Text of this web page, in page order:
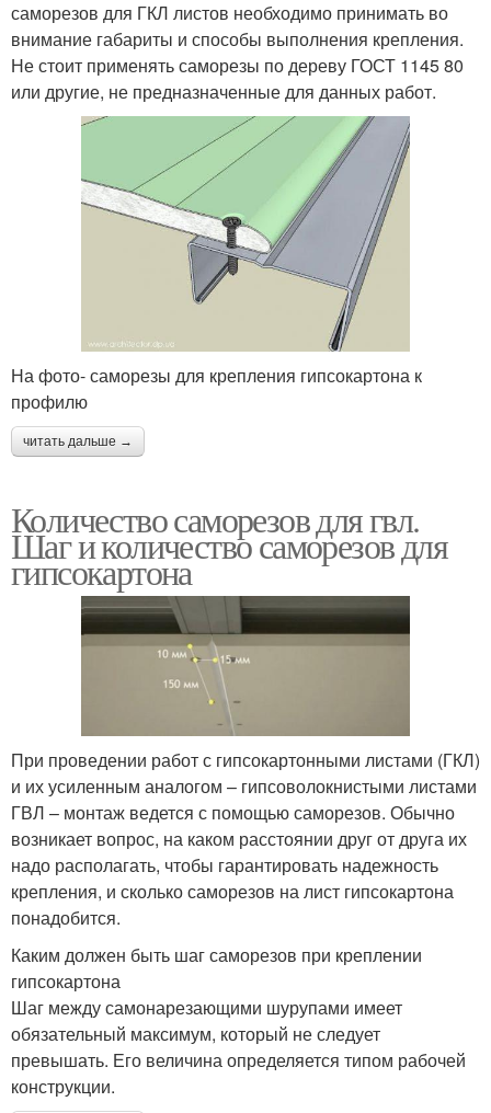
саморезов для ГКЛ листов необходимо принимать во
внимание габариты и способы выполнения крепления.
Не стоит применять саморезы по дереву ГОСТ 1145 80
или другие, не предназначенные для данных работ.
На фото- саморезы для крепления гипсокартона к
профилю
читать дальше →
Количество саморезов для гвл.
Шаг и количество саморезов для
гипсокартона
При проведении работ с гипсокартонными листами (ГКЛ)
и их усиленным аналогом – гипсоволокнистыми листами
ГВЛ – монтаж ведется с помощью саморезов. Обычно
возникает вопрос, на каком расстоянии друг от друга их
надо располагать, чтобы гарантировать надежность
крепления, и сколько саморезов на лист гипсокартона
понадобится.
Каким должен быть шаг саморезов при креплении
гипсокартона
Шаг между самонарезающими шурупами имеет
обязательный максимум, который не следует
превышать. Его величина определяется типом рабочей
конструкции.